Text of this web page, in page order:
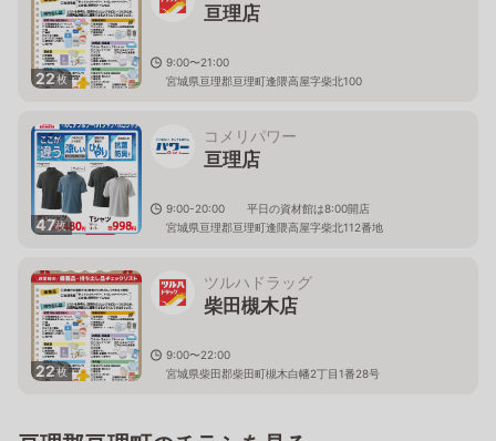
22枚
亘理店
9:00〜21:00
宮城県亘理郡亘理町逢隈高屋字柴北100
47枚
コメリパワー
亘理店
9:00-20:00 平日の資材館は8:00開店
宮城県亘理郡亘理町逢隈高屋字柴北112番地
22枚
ツルハドラッグ
柴田槻木店
9:00〜22:00
宮城県柴田郡柴田町槻木白幡2丁目1番28号